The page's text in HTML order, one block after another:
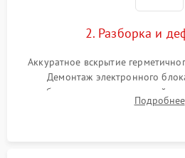
2. Разборка и
Аккуратное вскрытие
Демонтаж электронного
преобразователя и оптической
на окисление и проверкаПодробнее